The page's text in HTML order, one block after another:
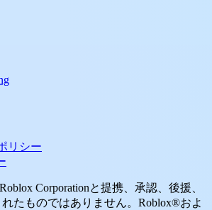
リシー
Corporationと提携、承認、後援、
たものではありません。Roblox®およ